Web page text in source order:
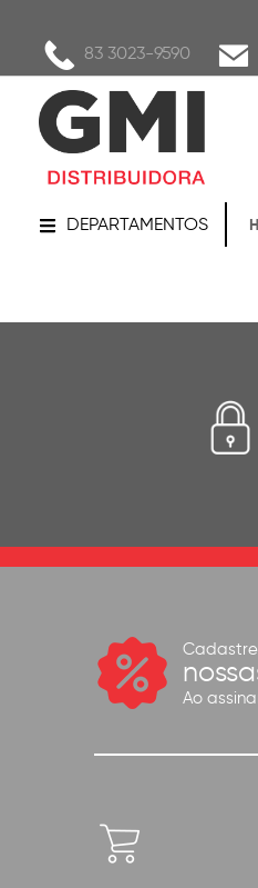
83 3023-9590
DEPARTAMENTOS
Ao